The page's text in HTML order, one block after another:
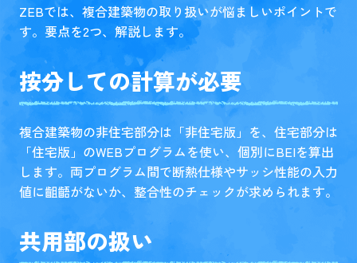
ZEBでは、複合建築物の取り扱いが悩ましいポイントで
す。要点を2つ、解説します。
按分しての計算が必要
複合建築物の非住宅部分は「非住宅版」を、住宅部分は
「住宅版」のWEBプログラムを使い、個別にBEIを算出
します。両プログラム間で断熱仕様やサッシ性能の入力
値に齟齬がないか、整合性のチェックが求められます。
共用部の扱い